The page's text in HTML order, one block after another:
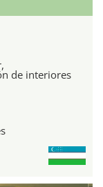
de interiores